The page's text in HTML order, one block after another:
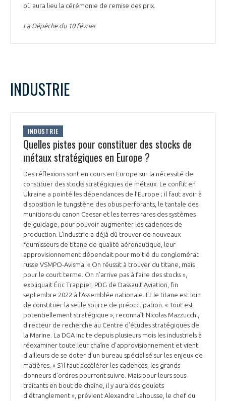
où aura lieu la cérémonie de remise des prix.
La Dépêche du 10 février
INDUSTRIE
INDUSTRIE
Quelles pistes pour constituer des stocks de
métaux stratégiques en Europe ?
Des réflexions sont en cours en Europe sur la nécessité de
constituer des stocks stratégiques de métaux. Le conflit en
Ukraine a pointé les dépendances de l’Europe ; il faut avoir à
disposition le tungstène des obus perforants, le tantale des
munitions du canon Caesar et les terres rares des systèmes
de guidage, pour pouvoir augmenter les cadences de
production. L’industrie a déjà dû trouver de nouveaux
fournisseurs de titane de qualité aéronautique, leur
approvisionnement dépendait pour moitié du conglomérat
russe VSMPO-Avisma. « On réussit à trouver du titane, mais
pour le court terme. On n’arrive pas à faire des stocks »,
expliquait Éric Trappier, PDG de Dassault Aviation, fin
septembre 2022 à l’Assemblée nationale. Et le titane est loin
de constituer la seule source de préoccupation. « Tout est
potentiellement stratégique », reconnaît Nicolas Mazzucchi,
directeur de recherche au Centre d’études stratégiques de
la Marine. La DGA incite depuis plusieurs mois les industriels à
réexaminer toute leur chaîne d’approvisionnement et vient
d’ailleurs de se doter d’un bureau spécialisé sur les enjeux de
matières. « S’il faut accélérer les cadences, les grands
donneurs d’ordres pourront suivre. Mais pour leurs sous-
traitants en bout de chaîne, il y aura des goulets
d’étranglement », prévient Alexandre Lahousse, le chef du